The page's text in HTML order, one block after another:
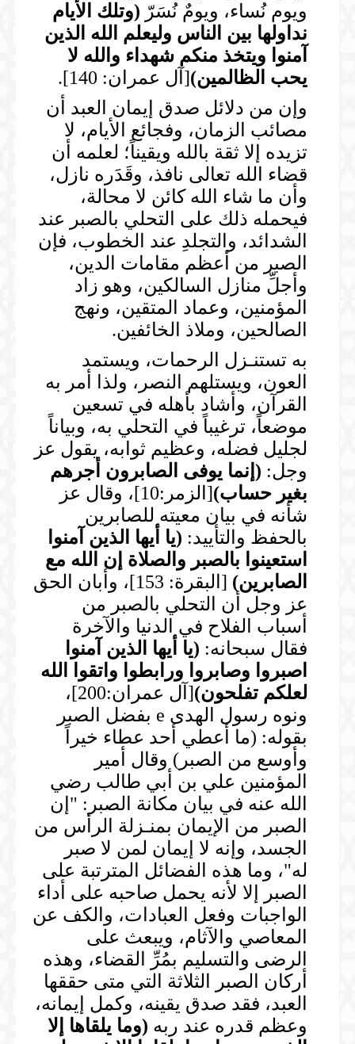
ويوم نُساء، ويومٌ نُسَرّ (وتلك الأيام
نداولها بين الناس وليعلم الله الذين
آمنوا ويتخذ منكم شهداء والله لا
يحب الظالمين)[آل عمران: 140].
وإن من دلائل صدق إيمان العبد أن
مصائب الزمان، وفجائع الأيام، لا
تزيده إلا ثقة بالله ويقيناً؛ لعلمه أن
قضاء الله تعالى نافذ، وقَدَره نازل،
وأن ما شاء الله كائن لا محالة،
فيحمله ذلك على التحلي بالصبر عند
الشدائد، والتجلدِ عند الخطوب، فإن
الصبر من أعظم مقامات الدين،
وأجلِّ منازل السالكين، وهو زاد
المؤمنين، وعماد المتقين، ونهج
الصالحين، وملاذ الخائفين.
به تستنـزل الرحمات، ويستمد
العون، ويستلهم النصر، ولذا أمر به
القرآن، وأشاد بأهله في تسعين
موضعاً، ترغيباً في التحلي به، وبياناً
لجليل فضله، وعظيم ثوابه، يقول عز
وجل: ( إنما يوفى الصابرون أجرهم
بغير حساب)
[الزمر:10]، وقال عز
شأنه في بيان معيته للصابرين
بالحفظ والتأييد: (يا أيها الذين آمنوا
استعينوا بالصبر والصلاة إن الله مع
الصابرين)
[البقرة: 153]، وأبان الحق
عز وجل أن التحلي بالصبر من
أسباب الفلاح في الدنيا والآخرة
فقال سبحانه: (يا أيها الذين آمنوا
اصبروا وصابروا ورابطوا واتقوا الله
لعلكم تفلحون)
[آل عمران:200]،
ونوه رسول الهدى e بفضل الصبر
بقوله: (ما أعطي أحد عطاء خيراً
وأوسع من الصبر) وقال أمير
المؤمنين علي بن أبي طالب رضي
الله عنه في بيان مكانة الصبر: "إن
الصبر من الإيمان بمنـزلة الرأس من
الجسد، وإنه لا إيمان لمن لا صبر
له"، وما هذه الفضائل المترتبة على
الصبر إلا لأنه يحمل صاحبه على أداء
الواجبات وفعل العبادات، والكف عن
المعاصي والآثام، ويبعث على
الرضى والتسليم بمُرِّ القضاء، وهذه
أركان الصبر الثلاثة التي متى حققها
العبد، فقد صدق يقينه، وكمل إيمانه،
وعظم قدره عند ربه (وما يلقاها إلا